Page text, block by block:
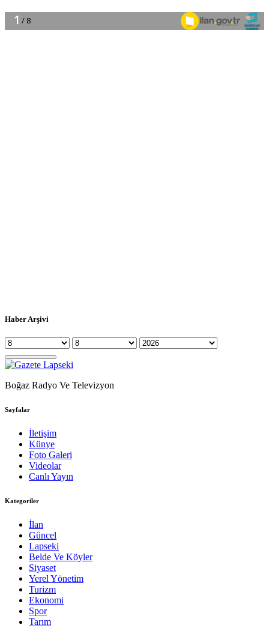
Haber Arşivi
Boğaz Radyo Ve Televizyon
Sayfalar
İletişim
Künye
Foto Galeri
Videolar
Canlı Yayın
Kategoriler
İlan
Güncel
Lapseki
Belde Ve Köyler
Siyaset
Yerel Yönetim
Turizm
Ekonomi
Spor
Tarım